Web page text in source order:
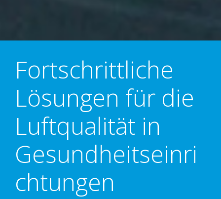
Fortschrittliche
Lösungen für die
Luftqualität in
Gesundheitseinri
chtungen